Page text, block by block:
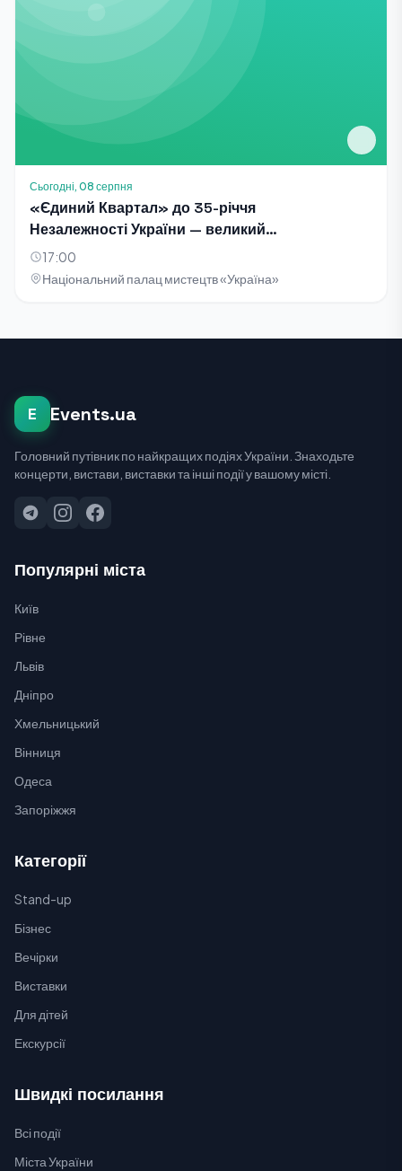
Сьогодні, 08 серпня
«Єдиний Квартал» до 35-річчя
Незалежності України — великий
благодійний концерт-телезйомка
17:00
Національний палац мистецтв «Україна»
E Events.ua
Головний путівник по найкращих подіях України. Знаходьте
концерти, вистави, виставки та інші події у вашому місті.
Популярні міста
Київ
Рівне
Львів
Дніпро
Хмельницький
Вінниця
Одеса
Запоріжжя
Категорії
Stand-up
Бізнес
Вечірки
Виставки
Для дітей
Екскурсії
Швидкі посилання
Всі події
Міста України